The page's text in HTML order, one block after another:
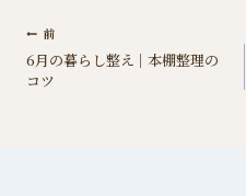
投
稿
ナ
前
6月の暮らし整え｜本棚整理の
コツ